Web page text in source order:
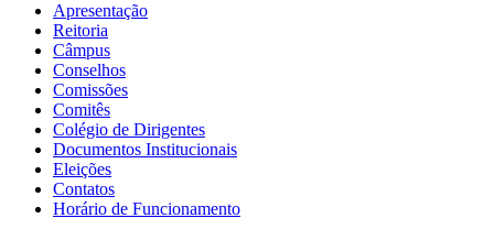
Apresentação
Reitoria
Câmpus
Conselhos
Comissões
Comitês
Colégio de Dirigentes
Documentos Institucionais
Eleições
Contatos
Horário de Funcionamento